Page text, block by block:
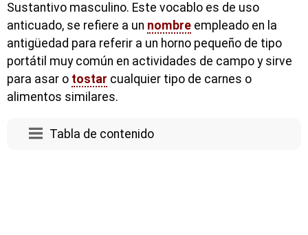
Sustantivo masculino. Este vocablo es de uso
anticuado, se refiere a un nombre empleado en la
antigüedad para referir a un horno pequeño de tipo
portátil muy común en actividades de campo y sirve
para asar o tostar cualquier tipo de carnes o
alimentos similares.
Tabla de contenido